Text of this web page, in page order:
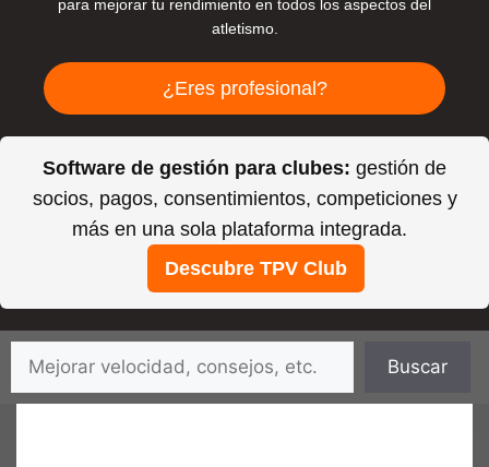
para mejorar tu rendimiento en todos los aspectos del
atletismo.
¿Eres profesional?
Software de gestión para clubes: gestión de
socios, pagos, consentimientos, competiciones y
más en una sola plataforma integrada.
Descubre TPV Club
Saltar
contenido
Buscar